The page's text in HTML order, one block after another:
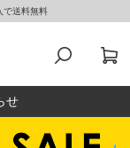
で送料無料
せ